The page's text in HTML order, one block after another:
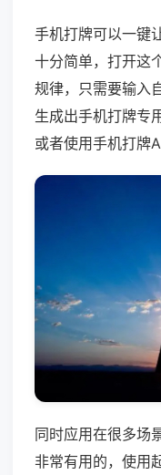
手机打牌可以一键
十分简单，打开这
规律，只需要输入
生成出手机打牌专
或者使用手机打牌
同时应用在很多场
非常有用的，使用